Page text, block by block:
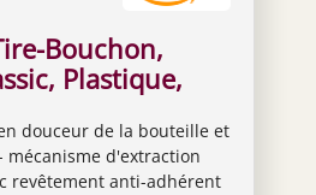
Bouchon,
Plastique,
douceur de la bouteille et
d'extraction
revêtement anti-adhérent